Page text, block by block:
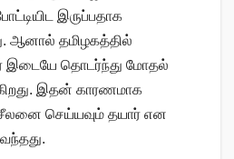
இருப்பதாக
ஆனால் தமிழகத்தில்
இடையே தொடர்ந்து மோதல்
இதன் காரணமாக
செய்யவும் தயார் என